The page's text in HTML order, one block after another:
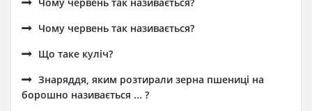
Чому червень так називається?
Що таке куліч?
Знаряддя, яким розтирали зерна пшениці на
борошно називається ... ?